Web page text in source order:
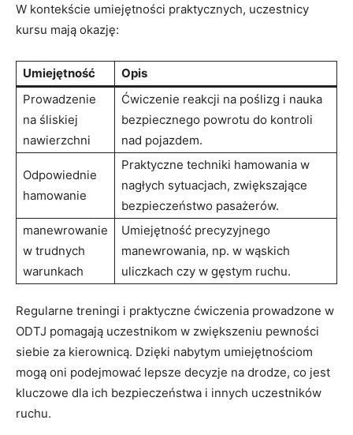
W kontekście umiejętności praktycznych, uczestnicy
kursu mają okazję:
Umiejętność
Opis
Prowadzenie
na śliskiej
nawierzchni
Ćwiczenie reakcji na poślizg i nauka
bezpiecznego powrotu do kontroli
nad pojazdem.
Odpowiednie
hamowanie
Praktyczne techniki hamowania w
nagłych sytuacjach, zwiększające
bezpieczeństwo pasażerów.
manewrowanie
w trudnych
warunkach
Umiejętność precyzyjnego
manewrowania, np. w wąskich
uliczkach czy w gęstym ruchu.
Regularne treningi i praktyczne ćwiczenia prowadzone w
ODTJ pomagają uczestnikom w zwiększeniu pewności
siebie za kierownicą. Dzięki nabytym umiejętnościom
mogą oni podejmować lepsze decyzje na drodze, co jest
kluczowe dla ich bezpieczeństwa i innych uczestników
ruchu.